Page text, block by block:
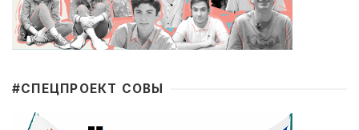
#CПЕЦПРОЕКТ СОВЫ